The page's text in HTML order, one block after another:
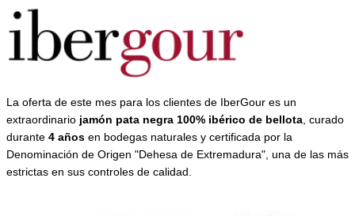
La oferta de este mes para los clientes de IberGour es un
extraordinario jamón pata negra 100% ibérico de bellota , curado
durante 4 años en bodegas naturales y certificada por la
Denominación de Origen "Dehesa de Extremadura", una de las más
estrictas en sus controles de calidad.